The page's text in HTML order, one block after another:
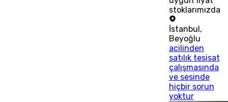
stoklarımızda
İstanbul ,
Beyoğlu
acilinden
satılık tesisat
çalışmasında
ve sesinde
hiçbir sorun
yoktur